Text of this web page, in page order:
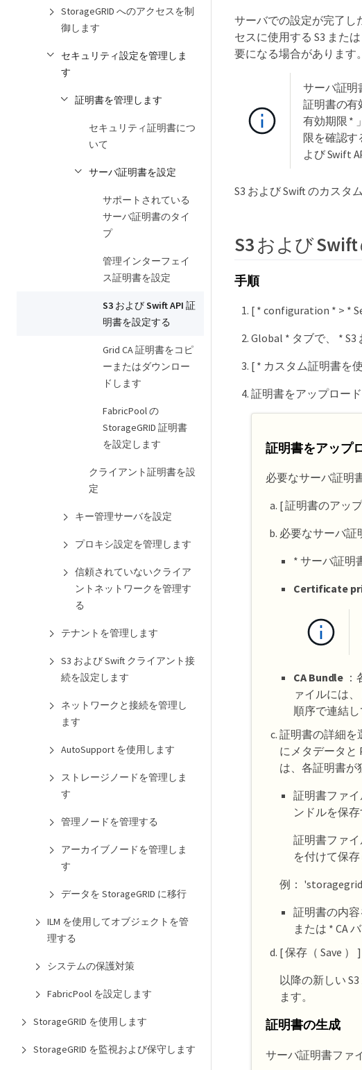
StorageGRID へのアクセスを制
御します
セキュリティ設定を管理しま
す
証明書を管理します
セキュリティ証明書につ
いて
サーバ証明書を設定
サポートされている
サーバ証明書のタイ
プ
管理インターフェイ
ス証明書を設定
S3 および Swift API 証
明書を設定する
Grid CA 証明書をコピ
ーまたはダウンロー
ドします
FabricPool の
StorageGRID 証明書
を設定します
クライアント証明書を設
定
キー管理サーバを設定
プロキシ設定を管理します
信頼されていないクライア
ントネットワークを管理す
る
テナントを管理します
S3 および Swift クライアント接
続を設定します
ネットワークと接続を管理し
ます
AutoSupport を使用します
ストレージノードを管理しま
す
管理ノードを管理する
アーカイブノードを管理しま
す
データを StorageGRID に移行
ILM を使用してオブジェクトを管
理する
システムの保護対策
FabricPool を設定します
StorageGRID を使用します
StorageGRID を監視および保守します
サーバでの設定が完了し
セスに使用する S3 また
要になる場合があります。
サーバ証明
証明書の有
有効期限 *
限を確認す
よび Swift
S3 および Swift のカスタ
S3 および
手順
[ * configuration * > *
Global * タブで、 * S3
[ * カスタム証明書を
証明書をアップロー
証明書をアップ
必要なサーバ証明
[ 証明書のアッ
必要なサーバ証
* サーバ証明
Certificate
CA Bundle
ァイルには
順序で連結
証明書の詳細を
にメタデータと
は、各証明書が
証明書ファ
ンドルを保
証明書ファ
を付けて保存
例：
証明書の内
または * CA
[ 保存（ Save ）
以降の新しい
ます。
証明書の生成
サーバ証明書ファ